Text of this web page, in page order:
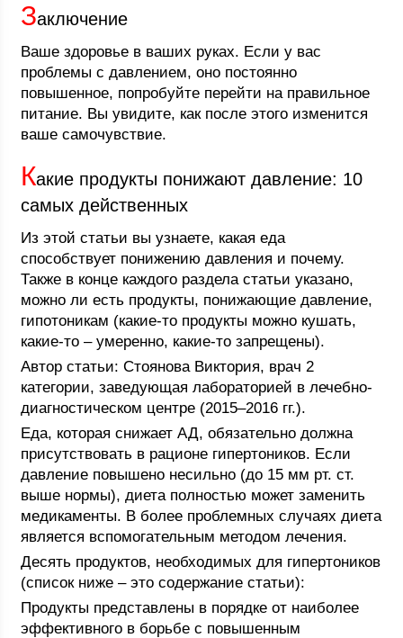
Заключение
Ваше здоровье в ваших руках. Если у вас
проблемы с давлением, оно постоянно
повышенное, попробуйте перейти на правильное
питание. Вы увидите, как после этого изменится
ваше самочувствие.
Какие продукты понижают давление: 10
самых действенных
Из этой статьи вы узнаете, какая еда
способствует понижению давления и почему.
Также в конце каждого раздела статьи указано,
можно ли есть продукты, понижающие давление,
гипотоникам (какие-то продукты можно кушать,
какие-то – умеренно, какие-то запрещены).
Автор статьи: Стоянова Виктория, врач 2
категории, заведующая лабораторией в лечебно-
диагностическом центре (2015–2016 гг.).
Еда, которая снижает АД, обязательно должна
присутствовать в рационе гипертоников. Если
давление повышено несильно (до 15 мм рт. ст.
выше нормы), диета полностью может заменить
медикаменты. В более проблемных случаях диета
является вспомогательным методом лечения.
Десять продуктов, необходимых для гипертоников
(список ниже – это содержание статьи):
Продукты представлены в порядке от наиболее
эффективного в борьбе с повышенным